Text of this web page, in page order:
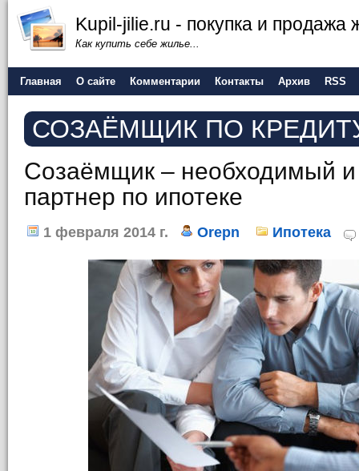
Kupil-jilie.ru - покупка и продажа
Как купить себе жилье...
Главная О сайте Комментарии Контакты Архив RSS
СОЗАЁМЩИК ПО
Созаёмщик – необходимый
партнер по ипотеке
1 февраля 2014 г. Orepn Ипотека